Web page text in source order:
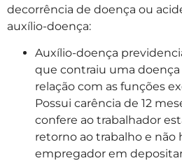
decorrência de doença ou
auxílio-doença:
Auxílio-doença
que contraiu uma
relação com as funções
Possui carência de 12
confere ao trabalhador
retorno ao trabalho e não
empregador em